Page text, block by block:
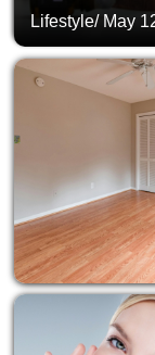
Lifestyle/ May